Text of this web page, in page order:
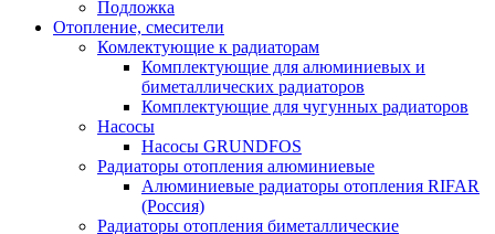
Подложка
Отопление, смесители
Комлектующие к радиаторам
Комплектующие для алюминиевых и
биметаллических радиаторов
Комплектующие для чугунных радиаторов
Насосы
Насосы GRUNDFOS
Радиаторы отопления алюминиевые
Алюминиевые радиаторы отопления RIFAR
(Россия)
Радиаторы отопления биметаллические